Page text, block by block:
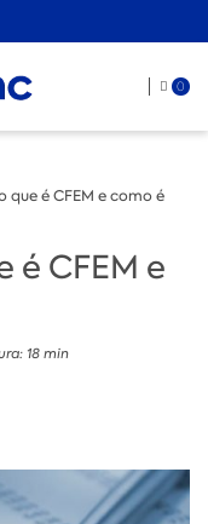
0
que é CFEM e como é
é CFEM e
18 min